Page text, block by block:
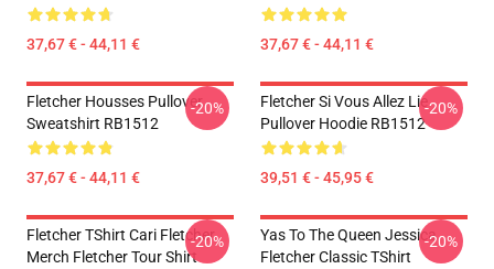
37,67 € - 44,11 € 37,67 € - 44,11 €
Fletcher Housses Pullover
Sweatshirt RB1512
37,67 € - 44,11 €
-20%
Fletcher Si Vous Allez Lie
Pullover Hoodie RB1512
39,51 € - 45,95 €
-20%
Fletcher TShirt Cari Fletcher
Merch Fletcher Tour Shirt
-20%
Yas To The Queen Jessica
Fletcher Classic TShirt
-20%